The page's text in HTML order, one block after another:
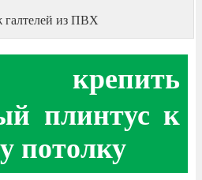
из ПВХ
плинтус к
потолку